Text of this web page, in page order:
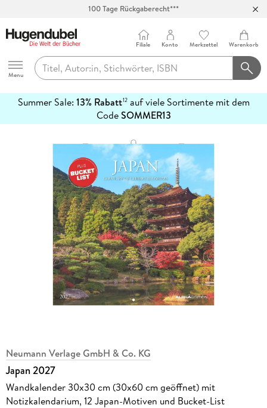
Hugendubel
Menu
Filiale Konto Merkzettel Warenkorb
Summer Sale: 13% Rabatt12auf viele Sortimente mit dem
CodeSOMMER13
erfahren
Neumann Verlage GmbH & Co. KG
Japan 2027
Wandkalender 30x30 cm (30x60 cm geöffnet) mit
Notizkalendarium, 12 Japan-Motiven und Bucket-List